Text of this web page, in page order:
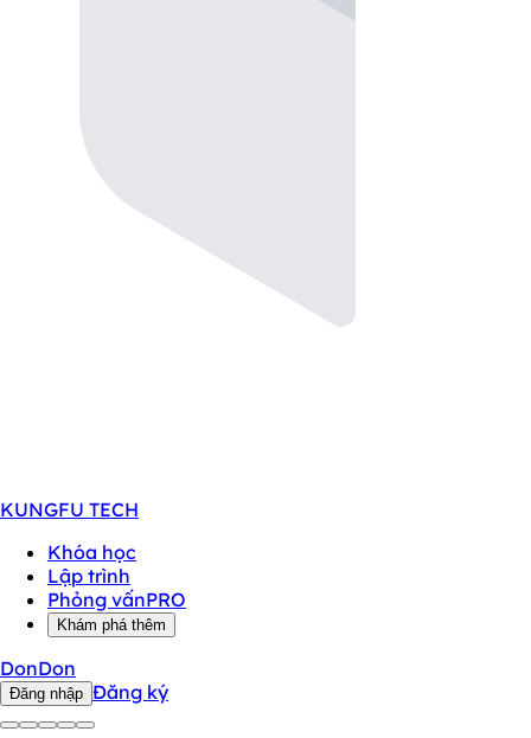
KUNGFU TECH
Khóa học
Lập trình
Phỏng vấnPRO
Khám phá thêm
DonDon
Đăng nhập Đăng ký